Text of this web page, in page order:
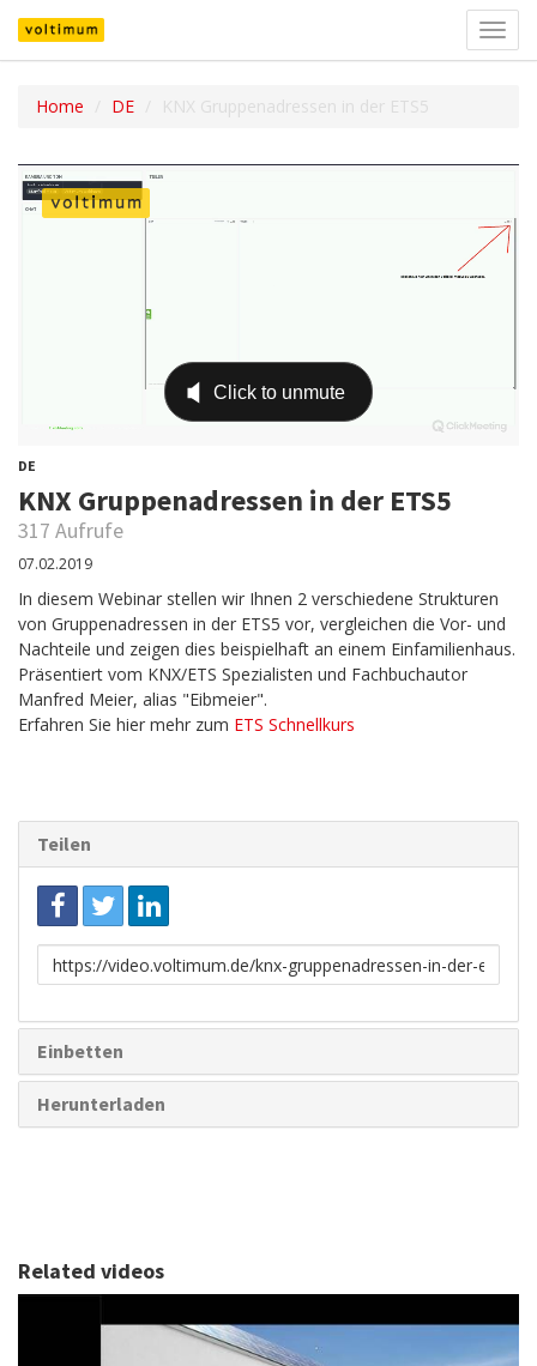
Home DE KNX Gruppenadressen in der ETS5
DE
KNX Gruppenadressen in der ETS5
317 Aufrufe
07.02.2019
In diesem Webinar stellen wir Ihnen 2 verschiedene Strukturen
von Gruppenadressen in der ETS5 vor, vergleichen die Vor- und
Nachteile und zeigen dies beispielhaft an einem Einfamilienhaus.
Präsentiert vom KNX/ETS Spezialisten und Fachbuchautor
Manfred Meier, alias "Eibmeier".
Erfahren Sie hier mehr zum ETS Schnellkurs
Teilen
Link
zum
Einbetten
Herunterladen
Related videos